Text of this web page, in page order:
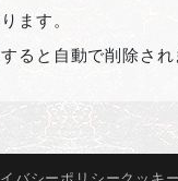
ます。
と自動で削除さ